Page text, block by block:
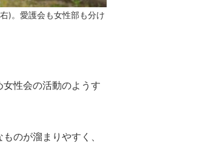
)。愛護会も女性部も分け
性会の活動のようす
のが溜まりやすく、